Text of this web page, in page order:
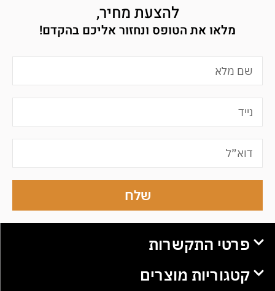
להצעת מחיר,
מלאו את הטופס ונחזור אליכם בהקדם!
שלח
פרטי התקשרות
קטגוריות מוצרים